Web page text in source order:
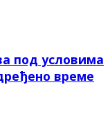
под условима
време